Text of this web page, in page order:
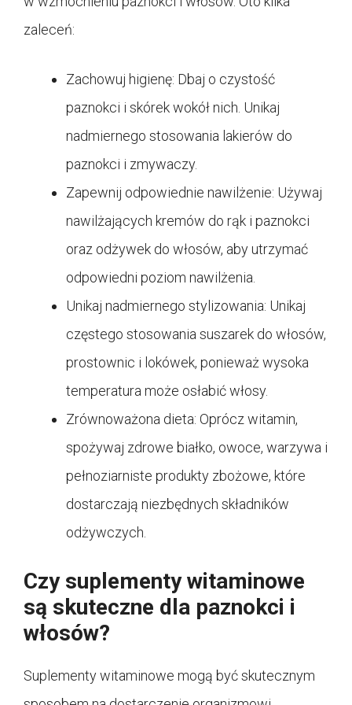
zaleceń:
Zachowuj higienę: Dbaj o czystość
paznokci i skórek wokół nich. Unikaj
nadmiernego stosowania lakierów do
paznokci i zmywaczy.
Zapewnij odpowiednie nawilżenie: Używaj
nawilżających kremów do rąk i paznokci
oraz odżywek do włosów, aby utrzymać
odpowiedni poziom nawilżenia.
Unikaj nadmiernego stylizowania: Unikaj
częstego stosowania suszarek do włosów,
prostownic i lokówek, ponieważ wysoka
temperatura może osłabić włosy.
Zrównoważona dieta: Oprócz witamin,
spożywaj zdrowe białko, owoce, warzywa i
pełnoziarniste produkty zbożowe, które
dostarczają niezbędnych składników
odżywczych.
Czy suplementy witaminowe
są skuteczne dla paznokci i
włosów?
Suplementy witaminowe mogą być skutecznym